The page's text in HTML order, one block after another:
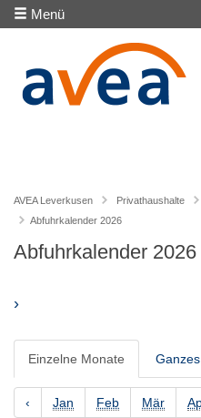
Menü
AVEA Leverkusen Privathaushalte
Abfuhrkalender 2026
Abfuhrkalender 2026
›
Einzelne Monate
‹ Jan Feb Mär